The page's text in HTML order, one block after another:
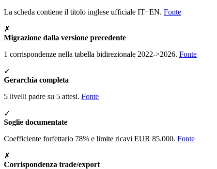
La scheda contiene il titolo inglese ufficiale IT+EN. Fonte
✗
Migrazione dalla versione precedente
1 corrispondenze nella tabella bidirezionale 2022->2026. Fonte
✓
Gerarchia completa
5 livelli padre su 5 attesi. Fonte
✓
Soglie documentate
Coefficiente forfettario 78% e limite ricavi EUR 85.000. Fonte
✗
Corrispondenza trade/export